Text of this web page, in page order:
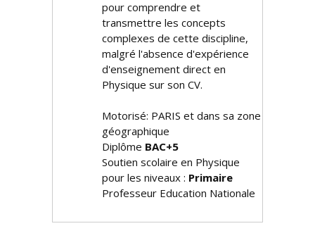
pour comprendre et
transmettre les concepts
complexes de cette discipline,
malgré l'absence d'expérience
d'enseignement direct en
Physique sur son CV.
Motorisé: PARIS et dans sa zone
géographique
Diplôme BAC+5
Soutien scolaire en Physique
pour les niveaux : Primaire
Professeur Education Nationale